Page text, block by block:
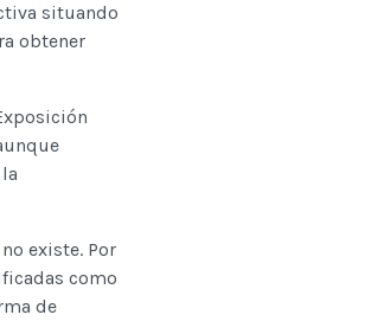
situando
obtener
existe. Por
como
de